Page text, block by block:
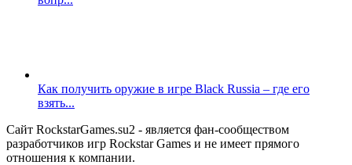
Как получить оружие в игре Black Russia – где его
взять...
Сайт RockstarGames.su2 - является фан-сообществом
разработчиков игр Rockstar Games и не имеет прямого
отношения к компании.